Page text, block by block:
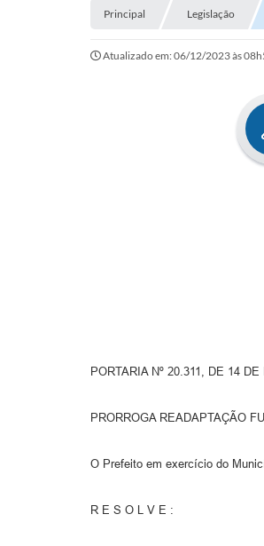
Principal Legislação
Atualizado em: 06/12/2023 às
PORTARIA Nº 20.311, DE 14
PRORROGA READAPTAÇÃO
O Prefeito em exercício do
R E S O L V E :